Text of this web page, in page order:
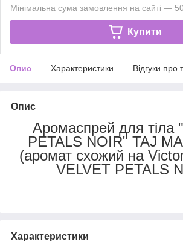
Мінімальна сума замовлення на сайті —
Купити
Опис Характеристики Відгуки про
Опис
Аромаспрей для тіла
PETALS NOIR" TAJ
(аромат схожий на
VELVET PETALS
Характеристики